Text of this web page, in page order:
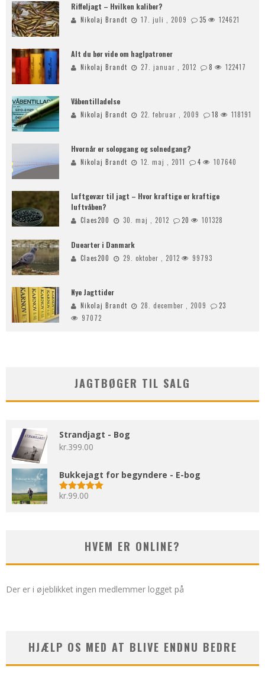
Riffeljagt – Hvilken kaliber?
Nikolaj Brandt 17. juli , 2009 35 124621
Alt du bør vide om haglpatroner
Nikolaj Brandt 27. januar , 2012 8 122417
Våbentilladelse
Nikolaj Brandt 22. februar , 2009 18 118191
Hvornår er solopgang og solnedgang?
Nikolaj Brandt 12. maj , 2011 4 107640
Luftgevær til jagt – Hvor kraftige er kraftige
luftvåben?
Claes200 30. maj , 2012 20 101328
Duearter i Danmark
Claes200 29. oktober , 2012 99793
Nye Jagttider
Nikolaj Brandt 28. december , 2009
23
97072
JAGTBØGER TIL SALG
Strandjagt - Bog
kr.399.00
Bukkejagt for begyndere - E-bog
Vurderet
kr.99.00
HVEM ER ONLINE?
Der er i øjeblikket ingen medlemmer logget på
HJÆLP OS MED AT BLIVE ENDNU BEDRE